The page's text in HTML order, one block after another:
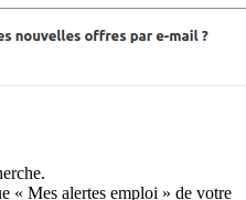
« Mes alertes emploi » de votre